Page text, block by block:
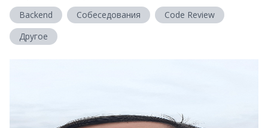
Backend Собеседования
Code Review
Другое